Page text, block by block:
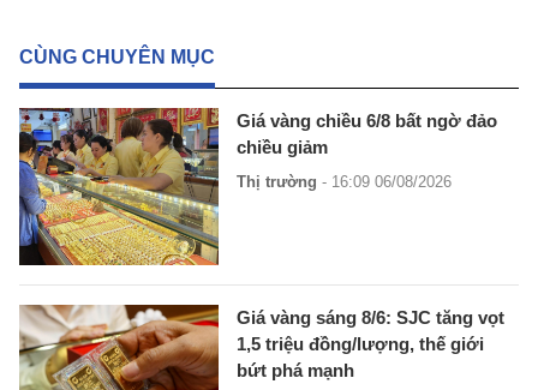
CÙNG CHUYÊN MỤC
Giá vàng chiều 6/8 bất ngờ đảo
chiều giảm
Thị trường - 16:09 06/08/2026
Giá vàng sáng 8/6: SJC tăng vọt
1,5 triệu đồng/lượng, thế giới
bứt phá mạnh